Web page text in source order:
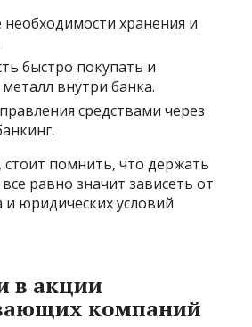
необходимости хранения и
быстро покупать и
внутри банка.
средствами через
стоит помнить, что держать
равно значит зависеть от
и юридических условий
в акции
компаний